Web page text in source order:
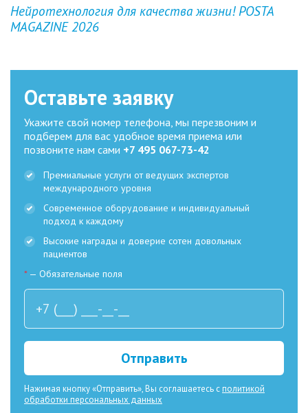
Нейротехнология для качества жизни! POSTA
MAGAZINE 2026
Previous
Оставьте заявку
Укажите свой номер телефона, мы перезвоним и
подберем для вас удобное время приема или
позвоните нам сами +7 495 067-73-42
Премиальные услуги от ведущих экспертов
международного уровня
Современное оборудование и индивидуальный
подход к каждому
Высокие награды и доверие сотен довольных
пациентов
*— Обязательные поля
Отправить
Нажимая кнопку «Отправить», Вы соглашаетесь сполитикой
обработки персональных данных